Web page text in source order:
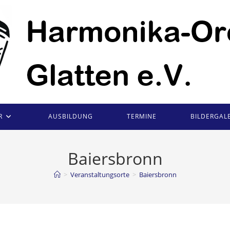
AUSBILDUNG TERMINE
Baiersbronn
> Veranstaltungsorte > Baiersbronn